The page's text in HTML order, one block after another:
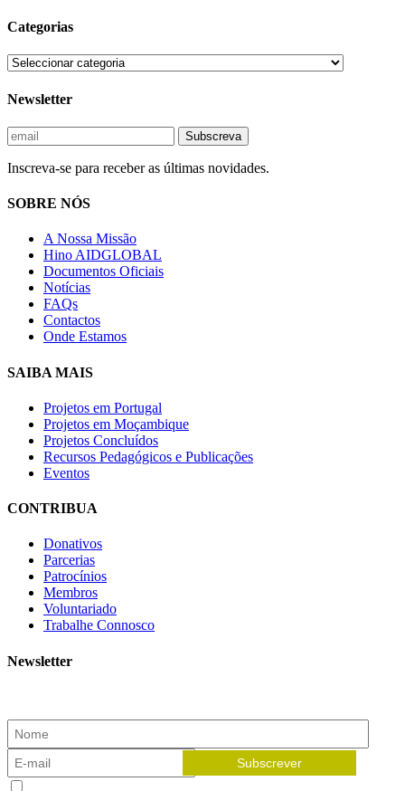
Categorias
Newsletter
Inscreva-se para receber as últimas novidades.
SOBRE NÓS
A Nossa Missão
Hino AIDGLOBAL
Documentos Oficiais
Notícias
FAQs
Contactos
Onde Estamos
SAIBA MAIS
Projetos em Portugal
Projetos em Moçambique
Projetos Concluídos
Recursos Pedagógicos e Publicações
Eventos
CONTRIBUA
Donativos
Parcerias
Patrocínios
Membros
Voluntariado
Trabalhe Connosco
Newsletter